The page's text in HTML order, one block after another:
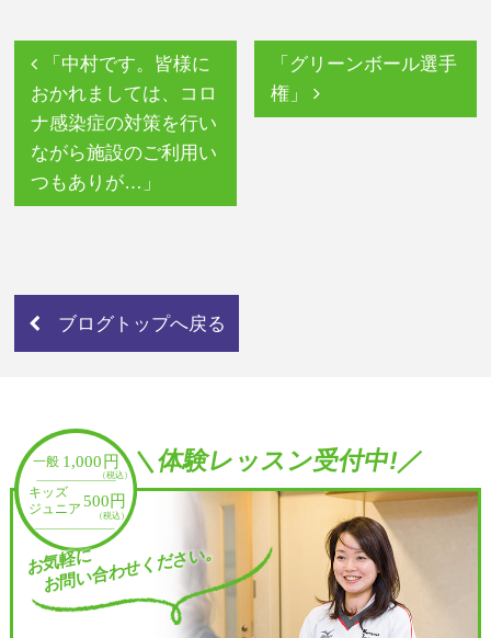
「グリーンボール選手
権」
「中村です。皆様に
おかれましては、コロ
ナ感染症の対策を行い
ながら施設のご利用い
つもありが…」
ブログトップへ戻る
＼体験レッスン受付中!／
お気軽に
お問い合わせください。